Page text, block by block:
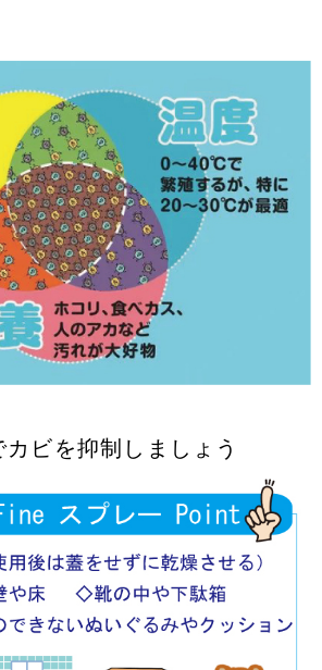
ビを抑制しましょう